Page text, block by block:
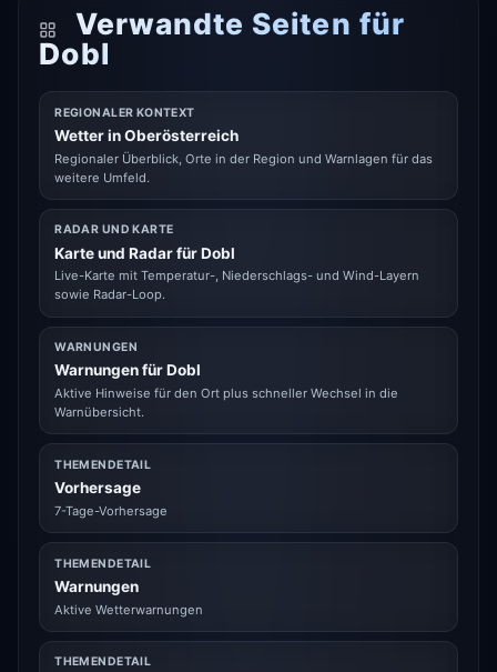
Verwandte Seiten für
Dobl
REGIONALER KONTEXT
Wetter in Oberösterreich
Regionaler Überblick, Orte in der Region und Warnlagen für das
weitere Umfeld.
RADAR UND KARTE
Karte und Radar für Dobl
Live-Karte mit Temperatur-, Niederschlags- und Wind-Layern
sowie Radar-Loop.
WARNUNGEN
Warnungen für Dobl
Aktive Hinweise für den Ort plus schneller Wechsel in die
Warnübersicht.
THEMENDETAIL
Vorhersage
7-Tage-Vorhersage
THEMENDETAIL
Warnungen
Aktive Wetterwarnungen
THEMENDETAIL